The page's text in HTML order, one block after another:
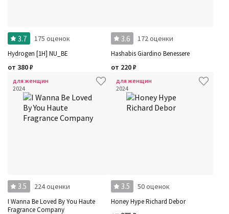
3.7 175 оценок
Hydrogen [1H] NU_BE
от 380₽
3.6 172 оценки
Hashabis Giardino Benessere
от 220₽
для женщин
2024
3.5 224 оценки
I Wanna Be Loved By You Haute
Fragrance Company
для женщин
2024
3.5 50 оценок
Honey Hype Richard Debor